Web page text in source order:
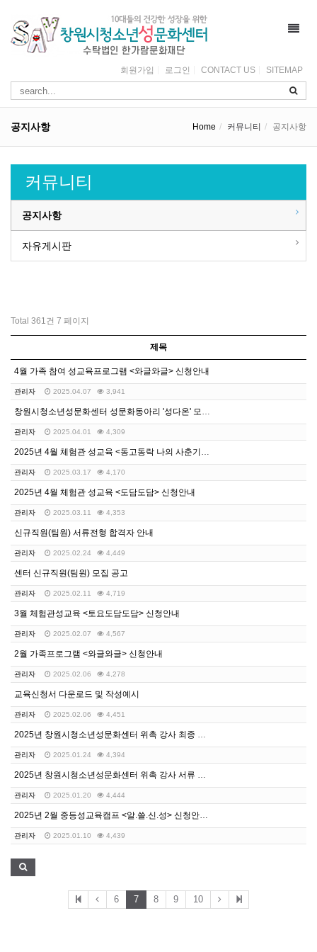
회원가입 로그인 CONTACT US SITEMAP
공지사항 Home 커뮤니티 공지사항
커뮤니티
공지사항
자유게시판
Total 361건 7 페이지
제목
4월 가족 참여 성교육프로그램 <와글와글> 신청안내
관리자 2025.04.07 3,941
창원시청소년성문화센터 성문화동아리 '성다온' 모집 안내
관리자 2025.04.01 4,309
2025년 4월 체험관 성교육 <동고동락 나의 사춘기>…
관리자 2025.03.17 4,170
2025년 4월 체험관 성교육 <도담도담> 신청안내
관리자 2025.03.11 4,353
신규직원(팀원) 서류전형 합격자 안내
관리자 2025.02.24 4,449
센터 신규직원(팀원) 모집 공고
관리자 2025.02.11 4,719
3월 체험관성교육 <토요도담도담> 신청안내
관리자 2025.02.07 4,567
2월 가족프로그램 <와글와글> 신청안내
관리자 2025.02.06 4,278
교육신청서 다운로드 및 작성예시
관리자 2025.02.06 4,451
2025년 창원시청소년성문화센터 위촉 강사 최종 합격자…
관리자 2025.01.24 4,394
2025년 창원시청소년성문화센터 위촉 강사 서류 합격자…
관리자 2025.01.20 4,444
2025년 2월 중등성교육캠프 <알.쓸.신.성> 신청안…
관리자 2025.01.10 4,439
6 7 8 9 10